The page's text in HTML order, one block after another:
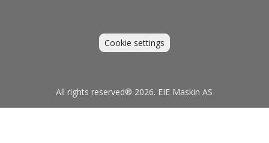
Cookie settings
All rights reserved® 2026. EIE Maskin AS